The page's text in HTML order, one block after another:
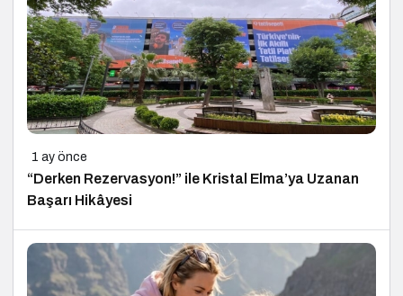
1 ay önce
“Derken Rezervasyon!” ile Kristal Elma’ya Uzanan
Başarı Hikâyesi